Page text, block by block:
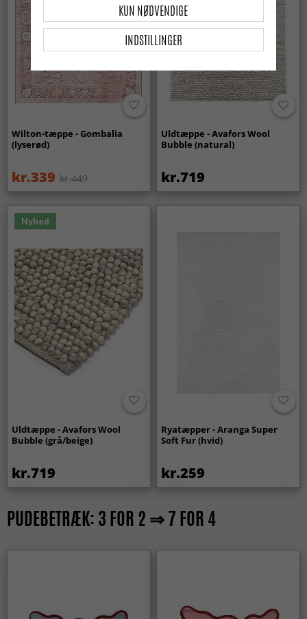
Wilton-tæppe - Gombalia
(lyserød)
kr.339 kr.449
Uldtæppe - Avafors Wool
Bubble (natural)
kr.719
Nyhed
Uldtæppe - Avafors Wool
Bubble (grå/beige)
kr.719
Ryatæpper - Aranga Super
Soft Fur (hvid)
kr.259
PUDEBETRÆK: 3 FOR 2 ⇒ 7 FOR 4
INDSTILLINGER
KUN NØDVENDIGE